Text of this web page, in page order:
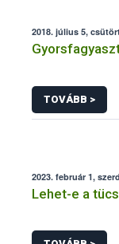
2018. július 5,
TOVÁBB >
2023. február 1,
Lehet-e a